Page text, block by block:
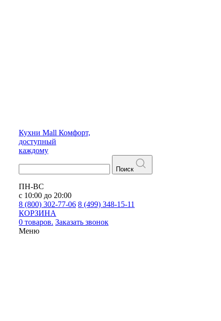
Кухни Mall Комфорт,
доступный
каждому
Поиск
ПН-ВС
с 10:00 до 20:00
8 (800) 302-77-06 8 (499) 348-15-11
КОРЗИНА
0 товаров. Заказать звонок
Меню